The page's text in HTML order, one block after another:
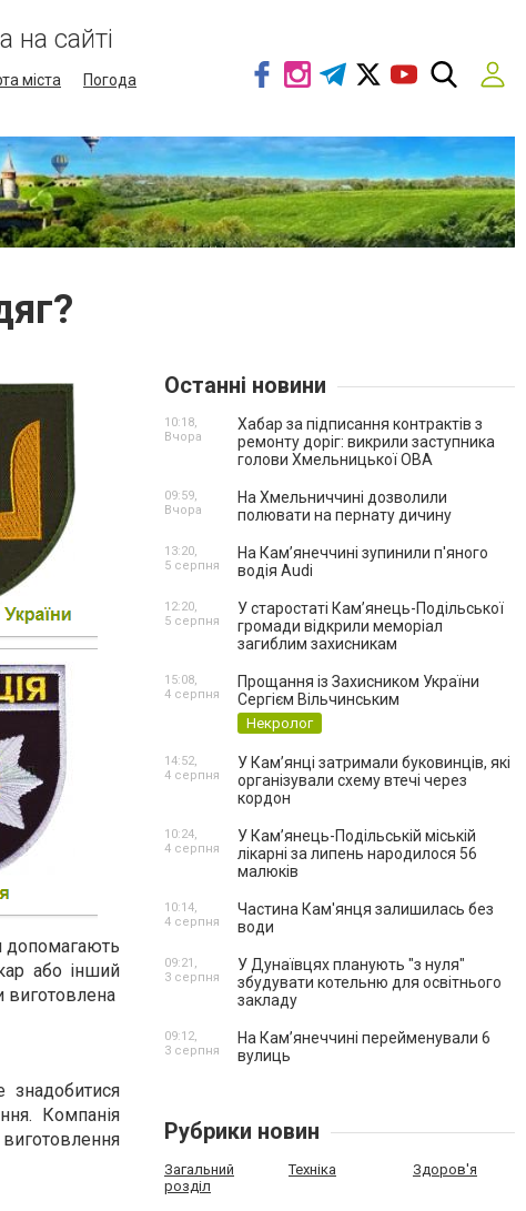
на сайті
міста
Погода
допомагають
або інший
Компанія
Останні новини
Хабар за підписання контрактів з
ремонту доріг: викрили заступника
голови Хмельницької ОВА
10:18,
Вчора
На Хмельниччині дозволили
полювати на пернату дичину
09:59,
Вчора
На Камʼянеччині зупинили п'яного
водія Audi
13:20,
5 серпня
У старостаті Кам’янець-Подільської
громади відкрили меморіал
загиблим захисникам
12:20,
5 серпня
Прощання із Захисником України
Сергієм Вільчинським
Некролог
15:08,
4 серпня
У Кам’янці затримали буковинців, які
організували схему втечі через
кордон
14:52,
4 серпня
У Кам’янець-Подільській міській
лікарні за липень народилося 56
малюків
10:24,
4 серпня
Частина Кам'янця залишилась без
води
10:14,
4 серпня
У Дунаївцях планують "з нуля"
збудувати котельню для освітнього
закладу
09:21,
3 серпня
На Камʼянеччині перейменували 6
вулиць
09:12,
3 серпня
Рубрики новин
Загальний
розділ
Техніка Здоров'я